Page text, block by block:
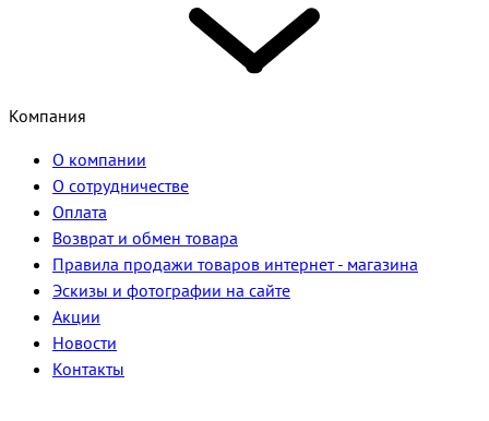
Компания
О компании
О сотрудничестве
Оплата
Возврат и обмен товара
Правила продажи товаров интернет - магазина
Эскизы и фотографии на сайте
Акции
Новости
Контакты